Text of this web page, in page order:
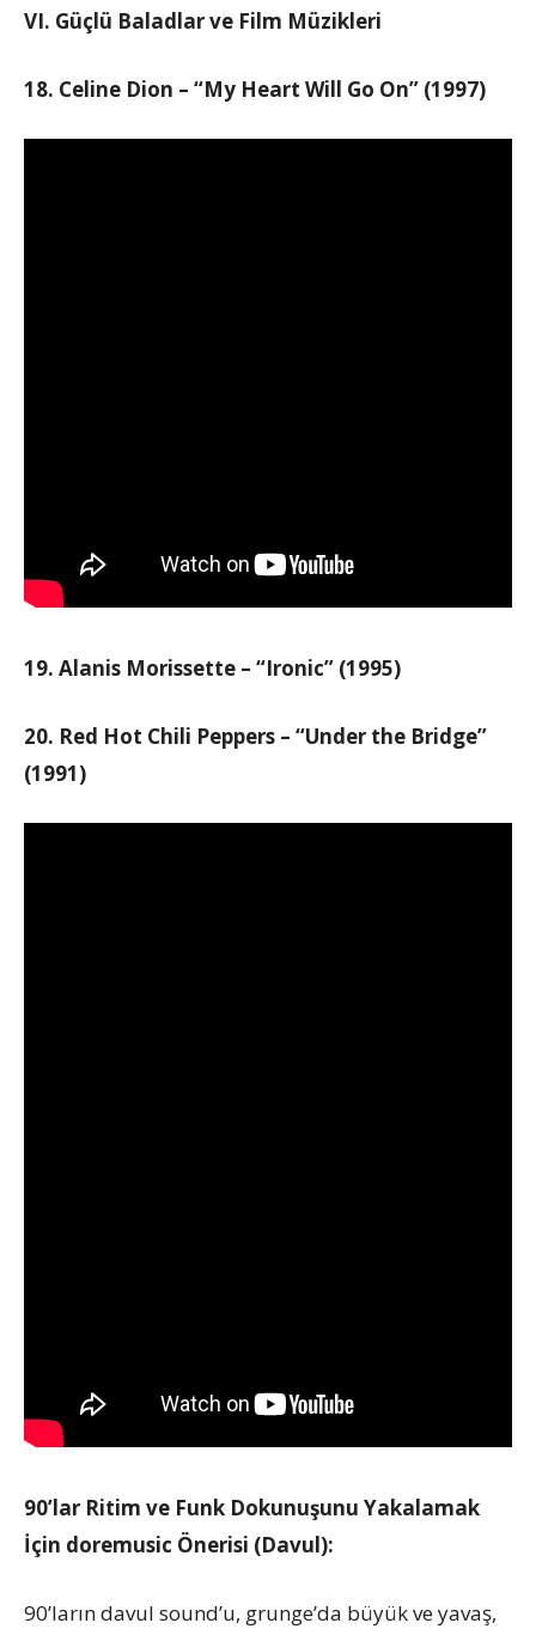
VI. Güçlü Baladlar ve Film Müzikleri
18. Celine Dion – “My Heart Will Go On” (1997)
19. Alanis Morissette – “Ironic” (1995)
20. Red Hot Chili Peppers – “Under the Bridge”
(1991)
90’lar Ritim ve Funk Dokunuşunu Yakalamak
İçin doremusic Önerisi (Davul):
90’ların davul sound’u, grunge’da büyük ve yavaş,